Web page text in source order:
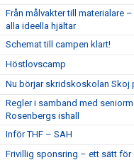
Från målvakter till materialare
alla ideella hjältar
Schemat till campen klart!
Höstlovscamp
Nu börjar skridskoskolan Skoj
Regler i samband med
Rosenbergs ishall
Inför THF – SAH
Frivillig sponsring – ett sätt för